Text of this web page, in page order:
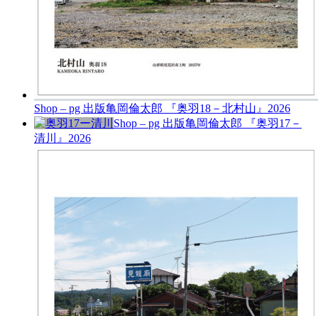
Shop – pg 出版亀岡倫太郎 『奥羽18－北村山』 2026
Shop – pg 出版亀岡倫太郎 『奥羽17－
清川』 2026